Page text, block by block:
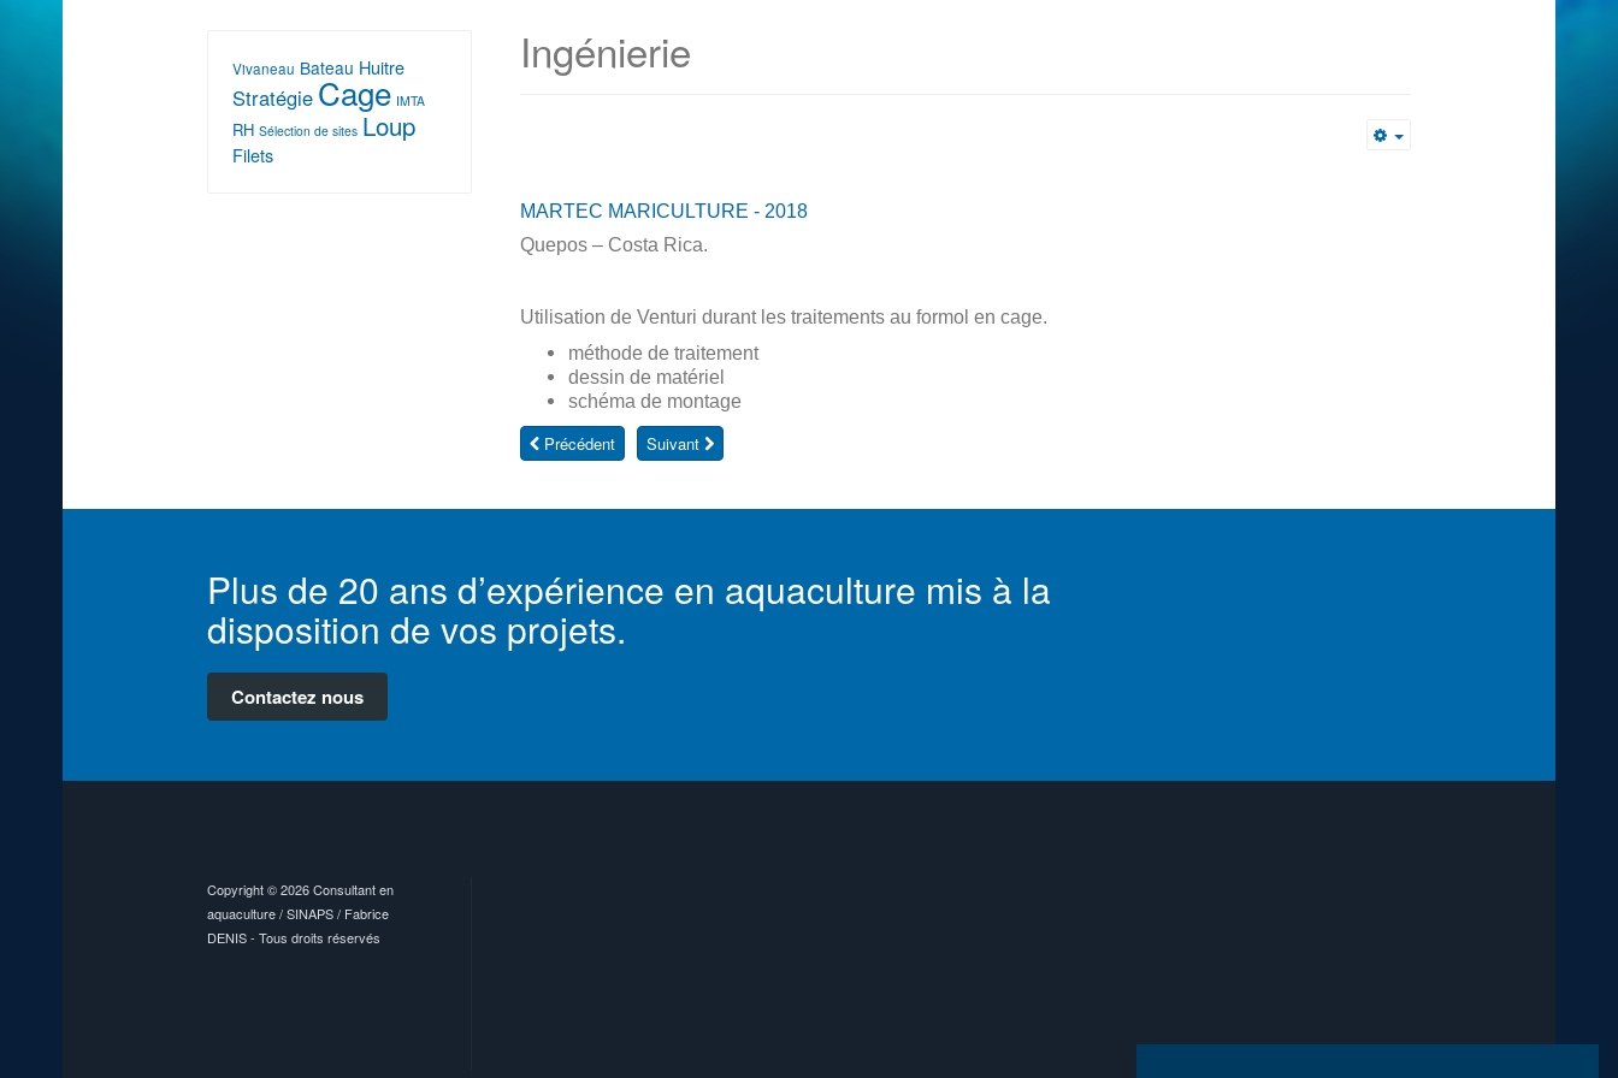
Ingénierie
MARTEC MARICULTURE - 2018
Quepos – Costa Rica.
Utilisation de Venturi durant les traitements au formol en cage.
méthode de traitement
dessin de matériel
schéma de montage
Précédent Suivant
Vivaneau Bateau Huitre
Stratégie Cage IMTA
RH Sélection de sites Loup
Filets
Plus de 20 ans d’expérience en aquaculture mis à la
disposition de vos projets.
Contactez nous
Copyright © 2026 Consultant en
aquaculture / SINAPS / Fabrice
DENIS - Tous droits réservés